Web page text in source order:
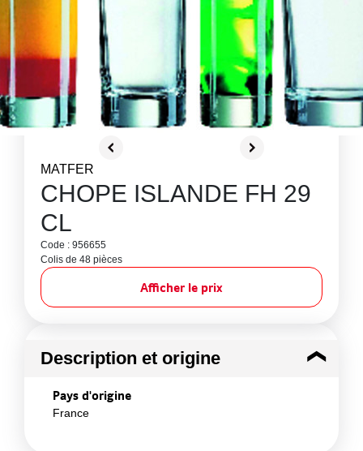
MATFER
CHOPE ISLANDE FH 29
CL
Code : 956655
Colis de 48 pièces
Afficher le prix
Description et origine
Pays d'origine
France